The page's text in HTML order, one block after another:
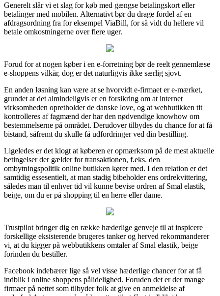
Generelt slår vi et slag for køb med gængse betalingskort eller
betalinger med mobilen. Alternativt bør du drage fordel af en
afdragsordning fra for eksempel ViaBill, for så vidt du hellere vil
betale omkostningerne over flere uger.
Forud for at nogen køber i en e-forretning bør de reelt gennemlæse
e-shoppens vilkår, dog er det naturligvis ikke særlig sjovt.
En anden løsning kan være at se hvorvidt e-firmaet er e-mærket,
grundet at det almindeligvis er en forsikring om at internet
virksomheden opretholder de danske love, og at webbutikken tit
kontrolleres af fagmænd der har den nødvendige knowhow om
bestemmelserne på området. Derudover tilbydes du chance for at få
bistand, såfremt du skulle få udfordringer ved din bestilling.
Ligeledes er det klogt at køberen er opmærksom på de mest aktuelle
betingelser der gælder for transaktionen, f.eks. den
ombytningspolitik online butikken kører med. I den relation er det
samtidig essesentielt, at man stadig bibeholder ens ordrekvittering,
således man til enhver tid vil kunne bevise ordren af Smal elastik,
beige, om du er på shopping til en herre eller dame.
Trustpilot bringer dig en række hæderlige genveje til at inspicere
forskellige eksisterende brugeres tanker og herved rekommanderer
vi, at du kigger på webbutikkens omtaler af Smal elastik, beige
forinden du bestiller.
Facebook indebærer lige så vel visse hæderlige chancer for at få
indblik i online shoppens pålidelighed. Foruden det er der mange
firmaer på nettet som tilbyder folk at give en anmeldelse af